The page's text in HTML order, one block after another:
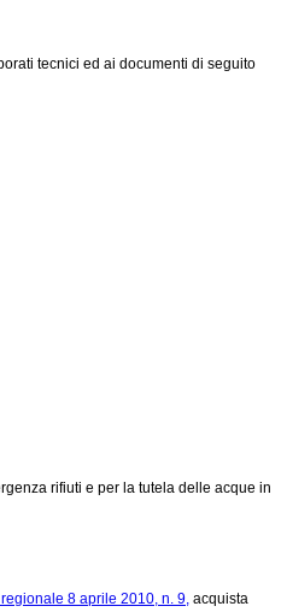
tecnici ed ai documenti di seguito
rifiuti e per la tutela delle acque in
regionale 8 aprile 2010, n. 9, acquista